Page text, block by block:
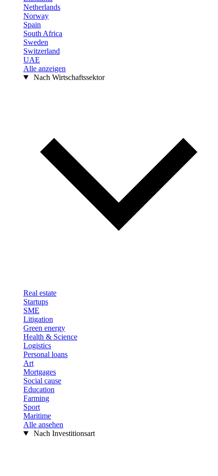
Netherlands
Norway
Spain
South Africa
Sweden
Switzerland
UAE
Alle anzeigen
Nach Wirtschaftssektor
Real estate
Startups
SME
Litigation
Green energy
Health & Science
Logistics
Personal loans
Art
Mortgages
Social cause
Education
Farming
Sport
Maritime
Alle ansehen
Nach Investitionsart